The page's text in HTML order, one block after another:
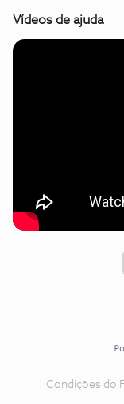
Vídeos de ajuda
Condições do